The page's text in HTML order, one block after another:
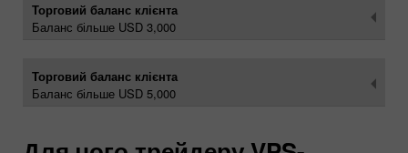
Торговий баланс клієнта
Баланс більше USD 3,000
Торговий баланс клієнта
Баланс більше USD 5,000